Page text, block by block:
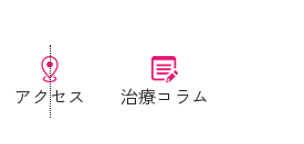
アクセス 治療コラム